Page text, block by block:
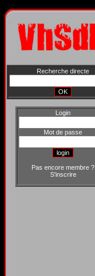
Recherche directe
Login
Mot de passe
Pas encore membre ?
S'inscrire